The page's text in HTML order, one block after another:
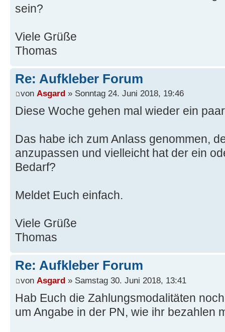
sein?
Viele Grüße
Thomas
Re: Aufkleber Forum
von Asgard » Sonntag 24. Juni 2018, 19:46
Diese Woche gehen mal wieder ein
Das habe ich zum Anlass genommen,
anzupassen und vielleicht hat der ein
Bedarf?
Meldet Euch einfach.
Viele Grüße
Thomas
Re: Aufkleber Forum
von Asgard » Samstag 30. Juni 2018, 13:41
Hab Euch die Zahlungsmodalitäten
um Angabe in der PN, wie ihr bezahlen